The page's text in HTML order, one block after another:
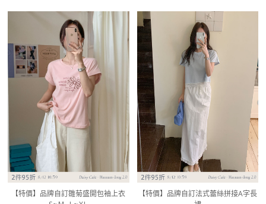
【特價】品牌自訂雛菊盛開包袖上衣
【特價】品牌自訂法式蕾絲拼接A字長